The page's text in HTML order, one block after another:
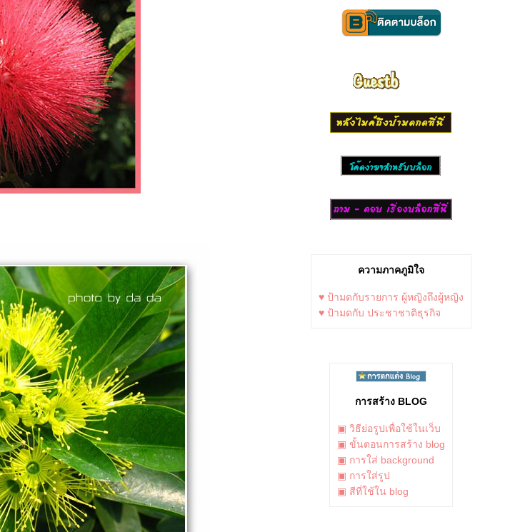
ความภาคภูมิใจ
♥ ป้ามดกับรายการ ผู้หญิงถึงผู้หญิง
♥ ป้ามดกับ ประชาชาติธุรกิจ
การสร้าง BLOG
▣ วิธีย่อรูปเพื่อใช้ในเว็บ
▣ ขั้นตอนการสร้าง blog
▣ การใส่ background
▣ การใส่รูป
▣ สีที่ใช้ใน blog